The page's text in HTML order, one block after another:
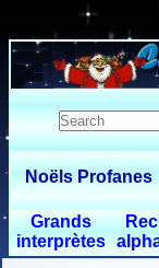
Noëls Profanes
Grands
interprètes